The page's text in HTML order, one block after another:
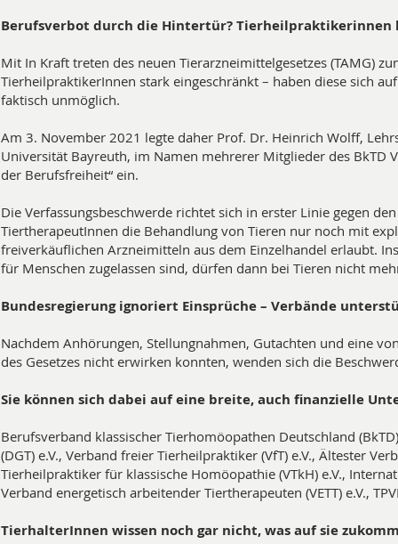
Berufsverbot durch die Hintertür? Tierheilpraktikerinnen
Mit In Kraft treten des neuen Tierarzneimittelgesetzes (TAMG)
TierheilpraktikerInnen stark eingeschränkt – haben diese sich
faktisch unmöglich.
Am 3. November 2021 legte daher Prof. Dr. Heinrich Wolff,
Universität Bayreuth, im Namen mehrerer Mitglieder des BkTD
der Berufsfreiheit“ ein.
Die Verfassungsbeschwerde richtet sich in erster Linie gegen
TiertherapeutInnen die Behandlung von Tieren nur noch mit
freiverkäuflichen Arzneimitteln aus dem Einzelhandel erlaubt.
für Menschen zugelassen sind, dürfen dann bei Tieren nicht
Bundesregierung ignoriert Einsprüche – Verbände
Nachdem Anhörungen, Stellungnahmen, Gutachten und eine
des Gesetzes nicht erwirken konnten, wenden sich die
Sie können sich dabei auf eine breite, auch finanzielle
Berufsverband klassischer Tierhomöopathen Deutschland
(DGT) e.V., Verband freier Tierheilpraktiker (VfT) e.V., Ältester
Tierheilpraktiker für klassische Homöopathie (VTkH) e.V.,
Verband energetisch arbeitender Tiertherapeuten (VETT) e.V.,
TierhalterInnen wissen noch gar nicht, was auf sie